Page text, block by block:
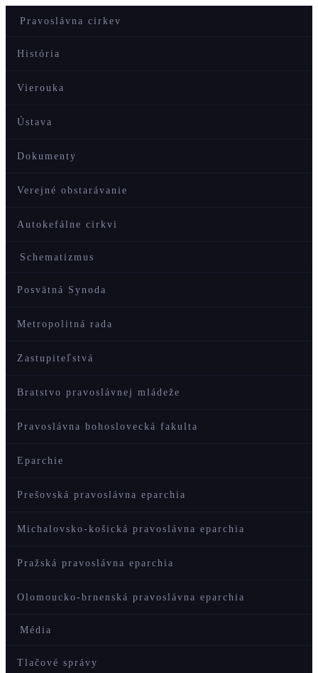
Pravoslávna cirkev
História
Vierouka
Ústava
Dokumenty
Verejné obstarávanie
Autokefálne cirkvi
Schematizmus
Posvätná Synoda
Metropolitná rada
Zastupiteľstvá
Bratstvo pravoslávnej mládeže
Pravoslávna bohoslovecká fakulta
Eparchie
Prešovská pravoslávna eparchia
Michalovsko-košická pravoslávna eparchia
Pražská pravoslávna eparchia
Olomoucko-brnenská pravoslávna eparchia
Média
Tlačové správy